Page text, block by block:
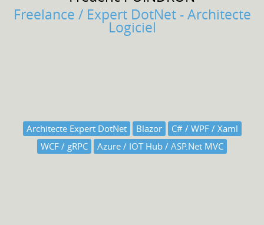
Freelance / Expert DotNet - Architecte
Logiciel
Architecte Expert DotNet Blazor
C# / WPF / Xaml
WCF / gRPC
Azure / IOT Hub / ASP.Net MVC